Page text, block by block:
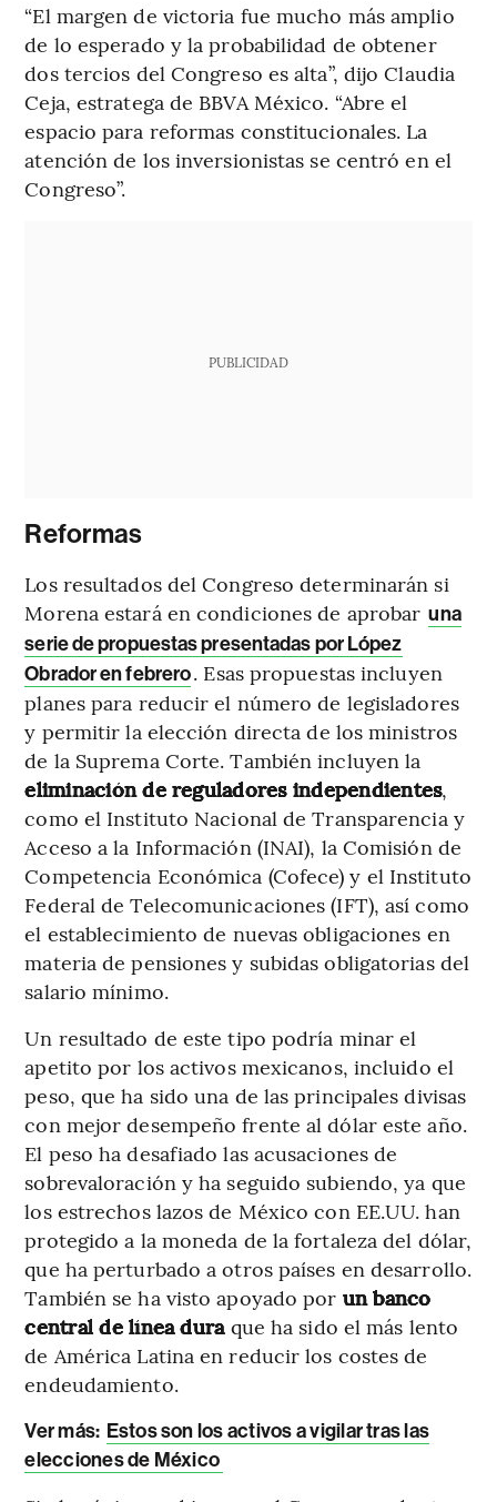
“El margen de victoria fue mucho más amplio
de lo esperado y la probabilidad de obtener
dos tercios del Congreso es alta”, dijo Claudia
Ceja, estratega de BBVA México. “Abre el
espacio para reformas constitucionales. La
atención de los inversionistas se centró en el
Congreso”.
PUBLICIDAD
Reformas
Los resultados del Congreso determinarán si
Morena estará en condiciones de aprobar una
serie de propuestas presentadas por López
Obrador en febrero. Esas propuestas incluyen
planes para reducir el número de legisladores
y permitir la elección directa de los ministros
de la Suprema Corte. También incluyen la
eliminación de reguladores independientes,
como el Instituto Nacional de Transparencia y
Acceso a la Información (INAI), la Comisión de
Competencia Económica (Cofece) y el Instituto
Federal de Telecomunicaciones (IFT), así como
el establecimiento de nuevas obligaciones en
materia de pensiones y subidas obligatorias del
salario mínimo.
Un resultado de este tipo podría minar el
apetito por los activos mexicanos, incluido el
peso, que ha sido una de las principales divisas
con mejor desempeño frente al dólar este año.
El peso ha desafiado las acusaciones de
sobrevaloración y ha seguido subiendo, ya que
los estrechos lazos de México con EE.UU. han
protegido a la moneda de la fortaleza del dólar,
que ha perturbado a otros países en desarrollo.
También se ha visto apoyado por un banco
central de línea dura que ha sido el más lento
de América Latina en reducir los costes de
endeudamiento.
Ver más: Estos son los activos a vigilar tras las
elecciones de México